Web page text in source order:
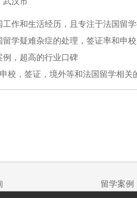
工作和生活经历，且专注于法国留学
留学疑难杂症的处理，签证率和申
例，超高的行业口碑
校，签证，境外等和法国留学相关
留学案例